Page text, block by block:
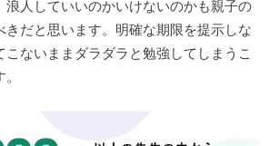
浪人していいのかいけないのかも親子の
きだと思います。明確な期限を提示しな
こないままダラダラと勉強してしまうこ